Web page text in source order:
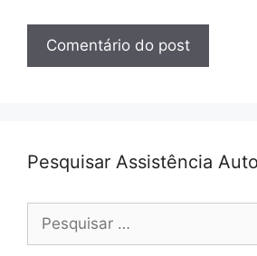
Pesquisar Assistência
Pesquisar